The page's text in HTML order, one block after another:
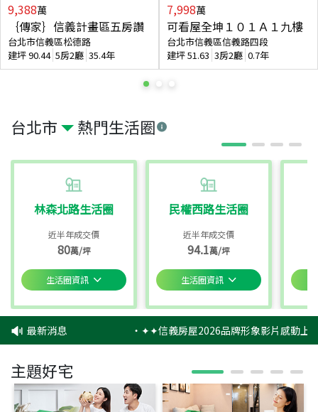
台北市 熱門生活圈
林森北路生活圈
近半年成交價
80萬/坪
生活圈資訊
民權西路生活圈
近半年成交價
94.1萬/坪
生活圈資訊
9,388萬
｛傳家｝信義計畫區五房讚
台北市信義區松德路
建坪90.44 5房2廳 35.4年
7,998萬
可看屋全坤１０１Ａ１九樓
台北市信義區信義路四段
建坪51.63 3房2廳 0.7年
最新消息 ‧✦✦信義房屋2026品牌形象影片感動上
主題好宅